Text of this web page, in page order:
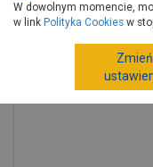
W dowolnym momencie,
w link Polityka Cookies w
Zmień